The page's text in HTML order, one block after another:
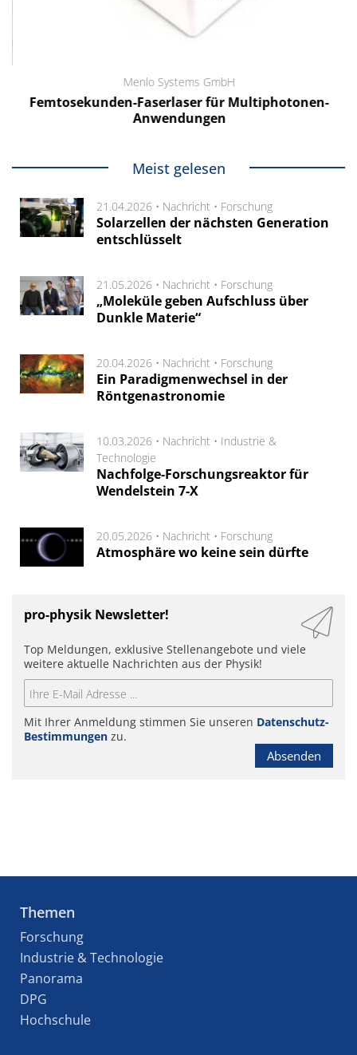
Menlo Systems GmbH
Femtosekunden-Faserlaser für Multiphotonen-
Anwendungen
Meist gelesen
21.04.2026 • Nachricht • Forschung
Solarzellen der nächsten Generation
entschlüsselt
21.05.2026 • Nachricht • Forschung
„Moleküle geben Aufschluss über
Dunkle Materie“
20.04.2026 • Nachricht • Forschung
Ein Paradigmenwechsel in der
Röntgenastronomie
10.03.2026 • Nachricht • Industrie &
Technologie
Nachfolge-Forschungsreaktor für
Wendelstein 7-X
20.05.2026 • Nachricht • Forschung
Atmosphäre wo keine sein dürfte
pro-physik Newsletter!
Top Meldungen, exklusive Stellenangebote und viele
weitere aktuelle Nachrichten aus der Physik!
Mit Ihrer Anmeldung stimmen Sie unseren Datenschutz-
Bestimmungen zu.
Absenden
Themen
Forschung
Industrie & Technologie
Panorama
DPG
Hochschule